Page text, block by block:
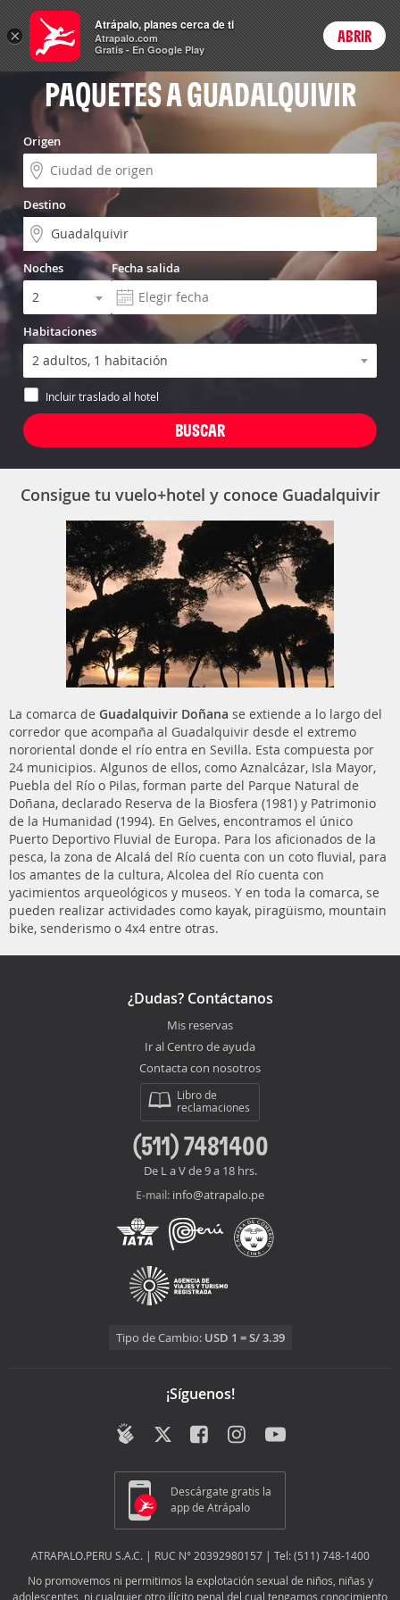
Vuelo+Hotel Login
PAQUETES A GUADALQUIVIR
Origen
Destino
Noches Fecha salida
Habitaciones
Incluir traslado al hotel
Consigue tu vuelo+hotel y conoce Guadalquivir
La comarca de Guadalquivir Doñana se extiende a lo largo del
corredor que acompaña al Guadalquivir desde el extremo
nororiental donde el río entra en Sevilla. Esta compuesta por
24 municipios. Algunos de ellos, como Aznalcázar, Isla Mayor,
Puebla del Río o Pilas, forman parte del Parque Natural de
Doñana, declarado Reserva de la Biosfera (1981) y Patrimonio
de la Humanidad (1994). En Gelves, encontramos el único
Puerto Deportivo Fluvial de Europa. Para los aficionados de la
pesca, la zona de Alcalá del Río cuenta con un coto fluvial, para
los amantes de la cultura, Alcolea del Río cuenta con
yacimientos arqueológicos y museos. Y en toda la comarca, se
pueden realizar actividades como kayak, piragüismo, mountain
bike, senderismo o 4x4 entre otras.
¿Dudas? Contáctanos
Mis reservas
Ir al Centro de ayuda
Contacta con nosotros
Libro de
reclamaciones
(511) 7481400
De L a V de 9 a 18 hrs.
E-mail: info@atrapalo.pe
Tipo de Cambio: USD 1 = S/ 3.39
¡Síguenos!
Descárgate gratis la
app de Atrápalo
ATRAPALO.PERU S.A.C. | RUC N° 20392980157 | Tel: (511) 748-1400
No promovemos ni permitimos la explotación sexual de niños, niñas y
adolescentes, ni cualquier otro ilícito penal del cual tengamos conocimiento
×
Atrápalo, planes cerca de ti
Atrapalo.com
Gratis - En Google Play
ABRIR